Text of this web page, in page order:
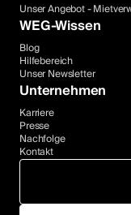
Unser Angebot -
WEG-Wissen
Blog
Hilfebereich
Unser Newsletter
Unternehmen
Karriere
Presse
Nachfolge
Kontakt